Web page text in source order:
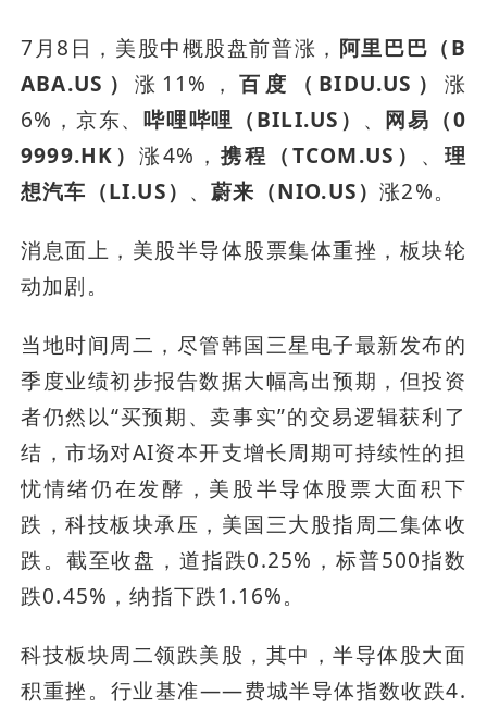
7月8日，美股中概股盘前普涨， 阿里巴巴（B
ABA.US）涨11%， 百度（BIDU.US） 涨
6%，京东、哔哩哔哩（BILI.US） 、 网易（0
9999.HK）涨4%，携程（TCOM.US） 、 理
想汽车（LI.US） 、蔚来（NIO.US）涨2%。
消息面上，美股半导体股票集体重挫，板块轮
动加剧。
当地时间周二，尽管韩国三星电子最新发布的
季度业绩初步报告数据大幅高出预期，但投资
者仍然以“买预期、卖事实”的交易逻辑获利了
结，市场对AI资本开支增长周期可持续性的担
忧情绪仍在发酵，美股半导体股票大面积下
跌，科技板块承压，美国三大股指周二集体收
跌。截至收盘，道指跌0.25%，标普500指数
跌0.45%，纳指下跌1.16%。
科技板块周二领跌美股，其中，半导体股大面
积重挫。行业基准——费城半导体指数收跌4.